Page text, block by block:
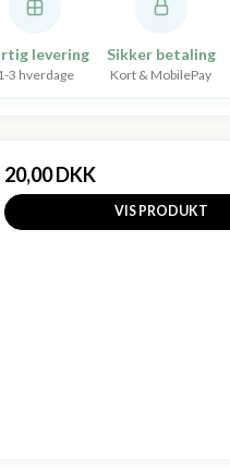
levering
1-3 hverdage
Sikker betaling
Kort & MobilePay
20,00 DKK
VIS PRODUKT